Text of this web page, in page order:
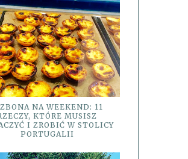
NA WEEKEND: 11
KTÓRE MUSISZ
I ZROBIĆ W STOLICY
PORTUGALII